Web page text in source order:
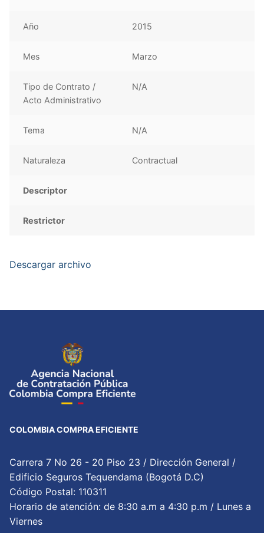
Año 2015
Mes Marzo
Tipo de Contrato /
Acto Administrativo
N/A
Tema N/A
Naturaleza Contractual
Descriptor
Restrictor
Descargar archivo
COLOMBIA COMPRA EFICIENTE
Carrera 7 No 26 - 20 Piso 23 / Dirección General /
Edificio Seguros Tequendama (Bogotá D.C)
Código Postal: 110311
Horario de atención: de 8:30 a.m a 4:30 p.m / Lunes a
Viernes